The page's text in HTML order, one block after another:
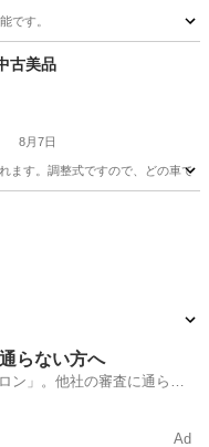
です。
古美品
8月7日
ます。調整式ですので、どの車で
らない方へ
ン」。他社の審査に通らな
Ad